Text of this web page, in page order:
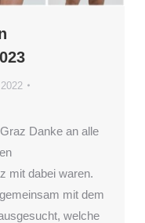
Danke an alle
mit dabei waren.
mit dem
welche